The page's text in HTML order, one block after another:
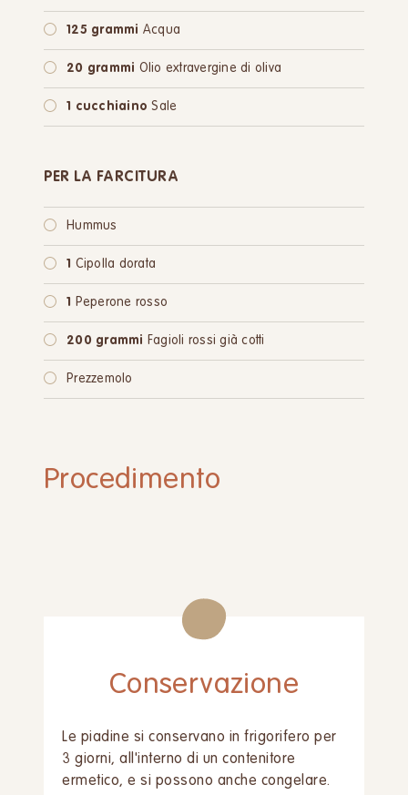
125 grammi Acqua
20 grammi Olio extravergine di oliva
1 cucchiaino Sale
PER LA FARCITURA
Hummus
1 Cipolla dorata
1 Peperone rosso
200 grammi Fagioli rossi già cotti
Prezzemolo
Procedimento
Conservazione
Le piadine si conservano in frigorifero per
3 giorni, all'interno di un contenitore
ermetico, e si possono anche congelare.